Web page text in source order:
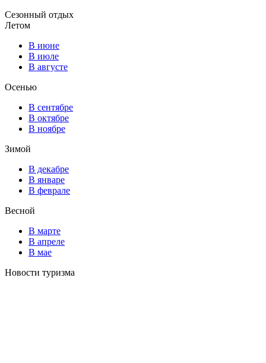
Сезонный отдых
Летом
В июне
В июле
В августе
Осенью
В сентябре
В октябре
В ноябре
Зимой
В декабре
В январе
В феврале
Весной
В марте
В апреле
В мае
Новости туризма